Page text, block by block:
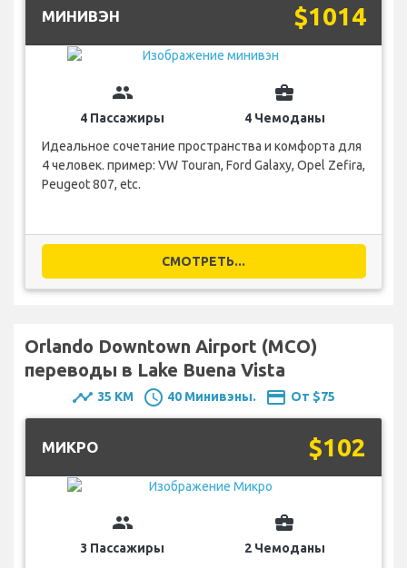
МИНИВЭН $1014
group
4 Пассажиры
business_center
4 Чемоданы
Идеальное сочетание пространства и комфорта для
4 человек. пример: VW Touran, Ford Galaxy, Opel Zefira,
Peugeot 807, etc.
СМОТРЕТЬ...
Orlando Downtown Airport (MCO)
переводы в Lake Buena Vista
timeline 35 KM schedule 40 Минивэны. payment От $75
MИКРО $102
group
3 Пассажиры
business_center
2 Чемоданы